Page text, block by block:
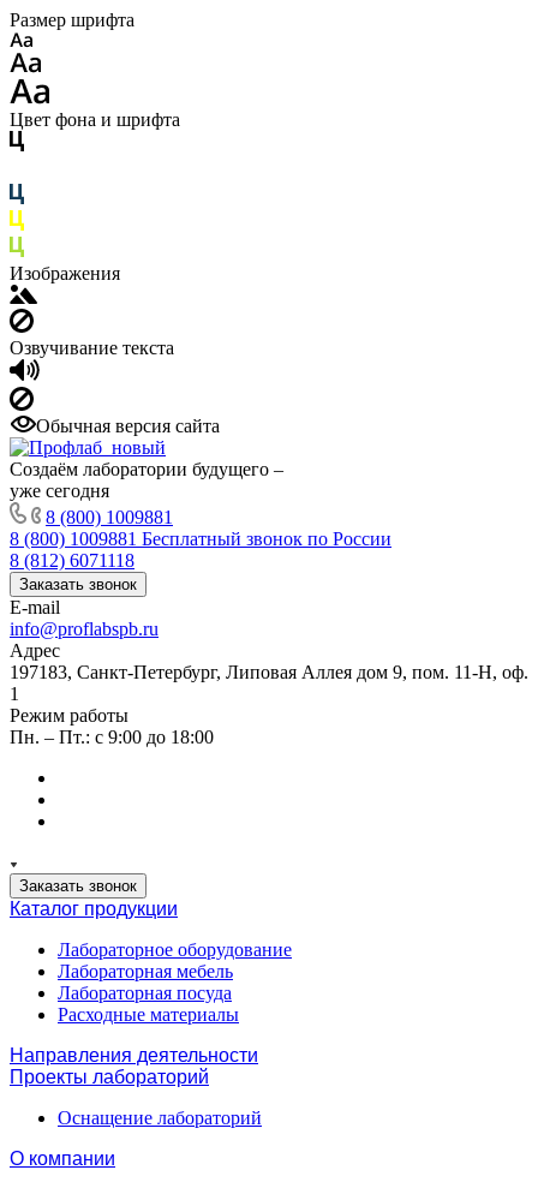
Размер шрифта
Цвет фона и шрифта
Изображения
Озвучивание текста
Обычная версия сайта
Создаём лаборатории будущего –
уже сегодня
8 (800) 1009881
8 (800) 1009881 Бесплатный звонок по России
8 (812) 6071118
Заказать звонок
E-mail
info@proflabspb.ru
Адрес
197183, Санкт-Петербург, Липовая Аллея дом 9, пом. 11-Н, оф.
1
Режим работы
Пн. – Пт.: с 9:00 до 18:00
Заказать звонок
Каталог продукции
Лабораторное оборудование
Лабораторная мебель
Лабораторная посуда
Расходные материалы
Направления деятельности
Проекты лабораторий
Оснащение лабораторий
О компании